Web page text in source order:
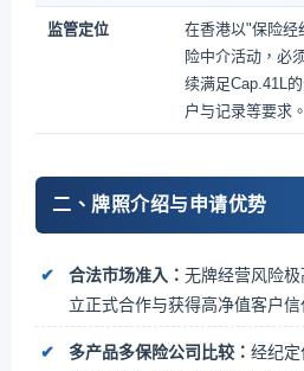
监管定位
在香港以"保险经
险中介活动，必
续满足Cap.41L
户与记录等要求。
二、牌照介绍与申请优势
合法市场准入： 无牌经营风险
立正式合作与获得高净值客户信
多产品多保险公司比较： 经纪